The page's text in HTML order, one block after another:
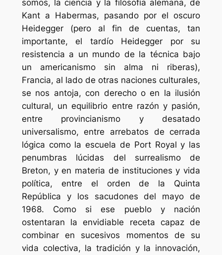
somos, la ciencia y la filosofía alemana, de
Kant a Habermas, pasando por el oscuro
Heidegger (pero al fin de cuentas, tan
importante, el tardío Heidegger por su
resistencia a un mundo de la técnica bajo
un americanismo sin alma ni riberas),
Francia, al lado de otras naciones culturales,
se nos antoja, con derecho o en la ilusión
cultural, un equilibrio entre razón y pasión,
entre provincianismo y desatado
universalismo, entre arrebatos de cerrada
lógica como la escuela de Port Royal y las
penumbras lúcidas del surrealismo de
Breton, y en materia de instituciones y vida
política, entre el orden de la Quinta
República y los sacudones del mayo de
1968. Como si ese pueblo y nación
ostentaran la envidiable receta capaz de
combinar en sucesivos momentos de su
vida colectiva, la tradición y la innovación,